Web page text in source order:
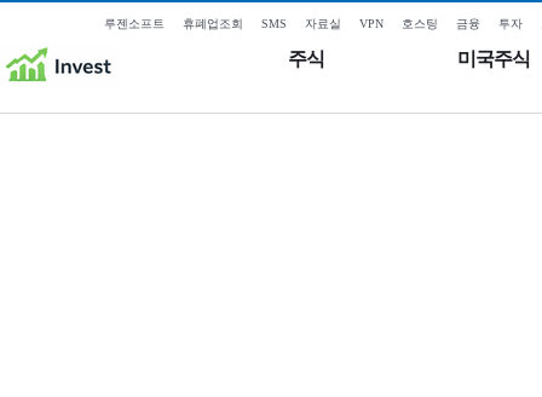
루젠소프트 휴폐업조회 SMS 자료실 VPN 호스팅 금융 투자
주식 미국주식